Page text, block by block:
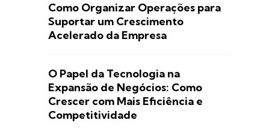
Como Organizar Operações para
Suportar um Crescimento
Acelerado da Empresa
O Papel da Tecnologia na
Expansão de Negócios: Como
Crescer com Mais Eficiência e
Competitividade